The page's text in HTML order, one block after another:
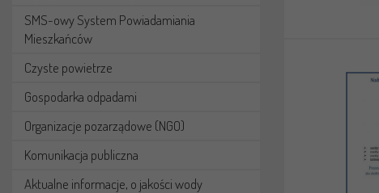
SMS-owy System Powiadamiania
Mieszkańców
Czyste powietrze
Gospodarka odpadami
Organizacje pozarządowe (NGO)
Komunikacja publiczna
Aktualne informacje, o jakości wody